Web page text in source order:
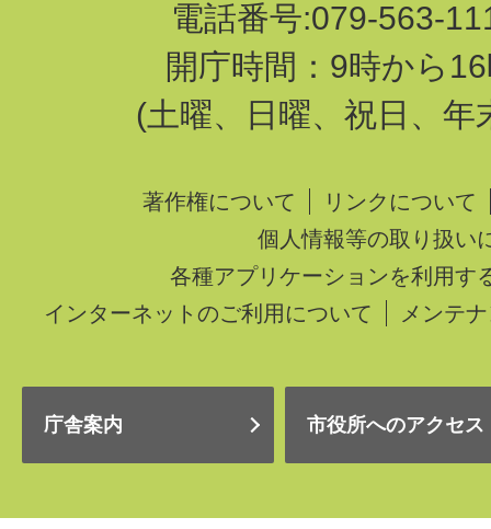
電話番号:079-563-
開庁時間：9時から
(土曜、日曜、祝日、年
著作権について
リンクについて
個人情報等の取り扱い
各種アプリケーションを利用す
インターネットのご利用について
メンテ
庁舎案内 市役所へのアクセス